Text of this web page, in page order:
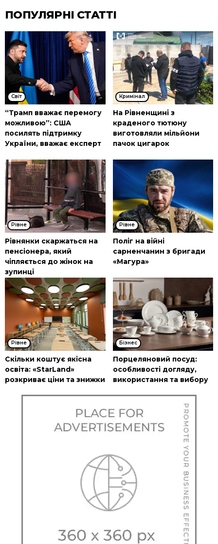
ПОПУЛЯРНІ СТАТТІ
Cвіт
“Трамп вважає перемогу
можливою”: США
посилять підтримку
України, вважає експерт
Кримінал
На Рівненщині з
краденого тютюну
виготовляли мільйони
пачок цигарок
Рівне
Рівнянки скаржаться на
пенсіонера, який
чіпляється до жінок на
зупинці
Рівне
Поліг на війні
сарненчанин з бригади
«Магура»
Рівне
Скільки коштує якісна
освіта: «StarLand»
розкриває ціни та знижки
Бізнес
Порцеляновий посуд:
особливості догляду,
використання та вибору